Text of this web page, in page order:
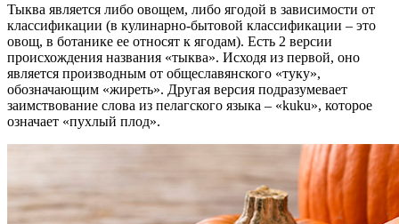
Тыква является либо овощем, либо ягодой в зависимости от
классификации (в кулинарно-бытовой классификации – это
овощ, в ботанике ее относят к ягодам). Есть 2 версии
происхождения названия «тыква». Исходя из первой, оно
является производным от общеславянского «туку»,
обозначающим «жиреть». Другая версия подразумевает
заимствование слова из пелагского языка – «kuku», которое
означает «пухлый плод».